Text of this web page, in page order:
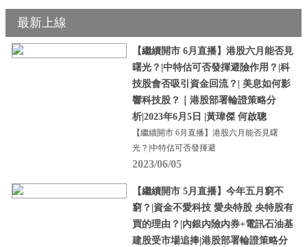
最新上線
【繼續開市 6月直播】港股六月能否見
曙光？|中特估可否發揮避險作用？|科
技股會否吸引資金回流？| 美息如何影
響科技股？｜港股部署輪證策略分
析|2023年6月5日 |黃瑋傑 何啟聰
【繼續開市 6月直播】港股六月能否見曙
光？|中特估可否發揮避
2023/06/05
【繼續開市 5月直播】今年五月窮不
窮？|資金不愛科技 愛央特股 央特股有
買的理由？|內銀內險內券+電訊石油基
建股受市場追捧|港股部署輪證策略分